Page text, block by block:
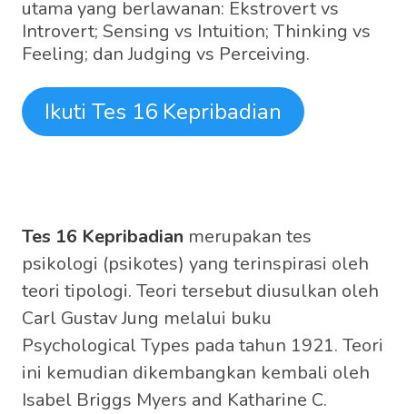
utama yang berlawanan: Ekstrovert vs
Introvert; Sensing vs Intuition; Thinking vs
Feeling; dan Judging vs Perceiving.
Ikuti Tes 16 Kepribadian
Tes 16 Kepribadian merupakan tes
psikologi (psikotes) yang terinspirasi oleh
teori tipologi. Teori tersebut diusulkan oleh
Carl Gustav Jung melalui buku
Psychological Types pada tahun 1921. Teori
ini kemudian dikembangkan kembali oleh
Isabel Briggs Myers and Katharine C.